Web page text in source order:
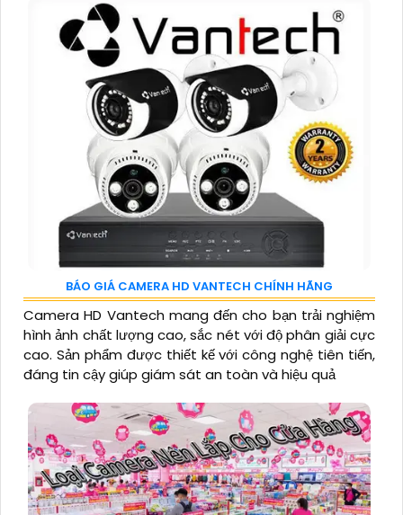
BÁO GIÁ CAMERA HD VANTECH CHÍNH HÃNG
Camera HD Vantech mang đến cho bạn trải nghiệm
hình ảnh chất lượng cao, sắc nét với độ phân giải cực
cao. Sản phẩm được thiết kế với công nghệ tiên tiến,
đáng tin cậy giúp giám sát an toàn và hiệu quả